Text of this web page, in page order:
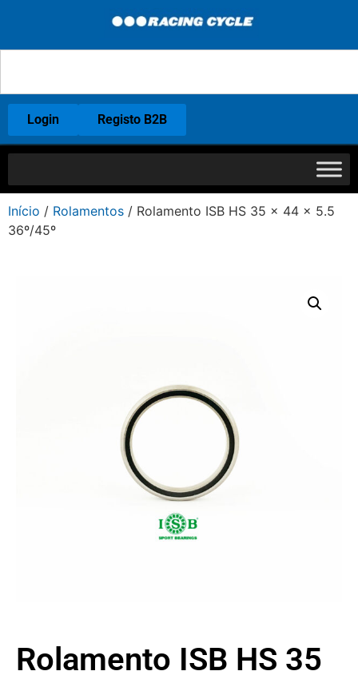
Login Registo B2B
Início / Rolamentos / Rolamento ISB HS 35 x 44 x 5.5
36º/45º
Rolamento ISB HS 35